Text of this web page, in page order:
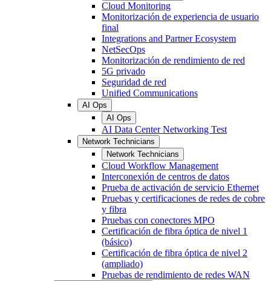
Cloud Monitoring
Monitorización de experiencia de usuario
final
Integrations and Partner Ecosystem
NetSecOps
Monitorización de rendimiento de red
5G privado
Seguridad de red
Unified Communications
AI Ops
AI Ops
AI Data Center Networking Test
Network Technicians
Network Technicians
Cloud Workflow Management
Interconexión de centros de datos
Prueba de activación de servicio Ethernet
Pruebas y certificaciones de redes de cobre
y fibra
Pruebas con conectores MPO
Certificación de fibra óptica de nivel 1
(básico)
Certificación de fibra óptica de nivel 2
(ampliado)
Pruebas de rendimiento de redes WAN